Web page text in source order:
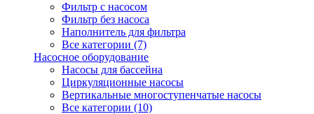
Фильтр с насосом
Фильтр без насоса
Наполнитель для фильтра
Все категории (7)
Насосное оборудование
Насосы для бассейна
Циркуляционные насосы
Вертикальные многоступенчатые насосы
Все категории (10)